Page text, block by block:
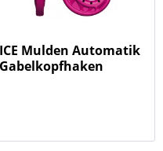
ICE Mulden Automatik
Gabelkopfhaken